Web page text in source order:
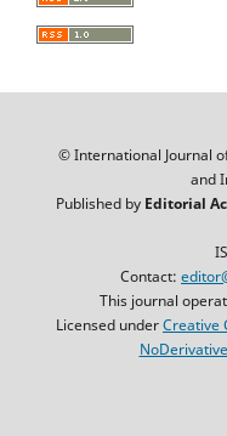
© International Journal
and
Published by Editorial
Contact:
This journal
Licensed underCreative